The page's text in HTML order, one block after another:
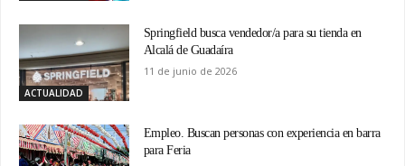
ACTUALIDAD
Springfield busca vendedor/a para su tienda en
Alcalá de Guadaíra
11 de junio de 2026
Empleo. Buscan personas con experiencia en barra
para Feria